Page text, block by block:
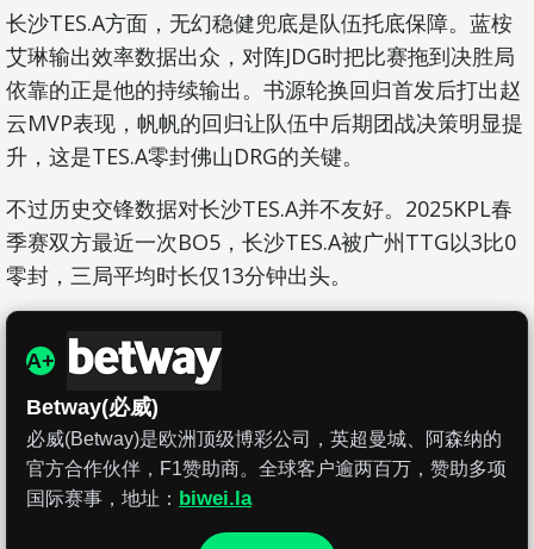
长沙TES.A方面，无幻稳健兜底是队伍托底保障。蓝桉
艾琳输出效率数据出众，对阵JDG时把比赛拖到决胜局
依靠的正是他的持续输出。书源轮换回归首发后打出赵
云MVP表现，帆帆的回归让队伍中后期团战决策明显提
升，这是TES.A零封佛山DRG的关键。
不过历史交锋数据对长沙TES.A并不友好。2025KPL春
季赛双方最近一次BO5，长沙TES.A被广州TTG以3比0
零封，三局平均时长仅13分钟出头。
A+
Betway(必威)
必威(Betway)是欧洲顶级博彩公司，英超曼城、阿森纳的
官方合作伙伴，F1赞助商。全球客户逾两百万，赞助多项
国际赛事，地址： biwei.la